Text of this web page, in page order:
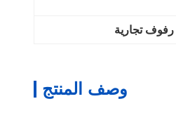
وصف المنتج